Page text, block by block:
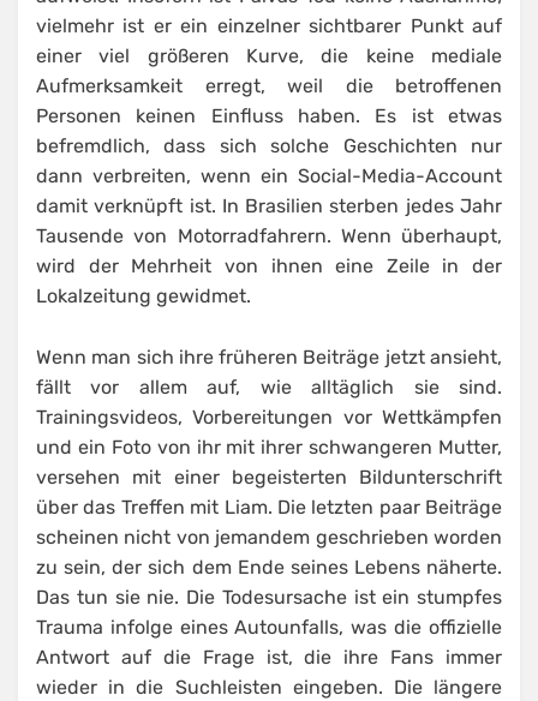
vielmehr ist er ein einzelner sichtbarer Punkt auf
einer viel größeren Kurve, die keine mediale
Aufmerksamkeit erregt, weil die betroffenen
Personen keinen Einfluss haben. Es ist etwas
befremdlich, dass sich solche Geschichten nur
dann verbreiten, wenn ein Social-Media-Account
damit verknüpft ist. In Brasilien sterben jedes Jahr
Tausende von Motorradfahrern. Wenn überhaupt,
wird der Mehrheit von ihnen eine Zeile in der
Lokalzeitung gewidmet.
Wenn man sich ihre früheren Beiträge jetzt ansieht,
fällt vor allem auf, wie alltäglich sie sind.
Trainingsvideos, Vorbereitungen vor Wettkämpfen
und ein Foto von ihr mit ihrer schwangeren Mutter,
versehen mit einer begeisterten Bildunterschrift
über das Treffen mit Liam. Die letzten paar Beiträge
scheinen nicht von jemandem geschrieben worden
zu sein, der sich dem Ende seines Lebens näherte.
Das tun sie nie. Die Todesursache ist ein stumpfes
Trauma infolge eines Autounfalls, was die offizielle
Antwort auf die Frage ist, die ihre Fans immer
wieder in die Suchleisten eingeben. Die längere